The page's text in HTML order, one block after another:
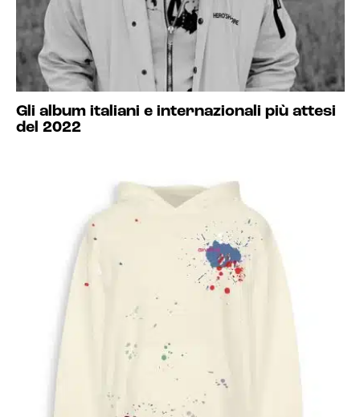
Gli album italiani e internazionali più attesi
del 2022